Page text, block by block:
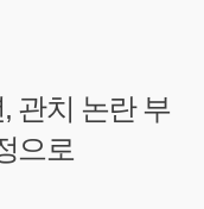
관치 논란 부
으로